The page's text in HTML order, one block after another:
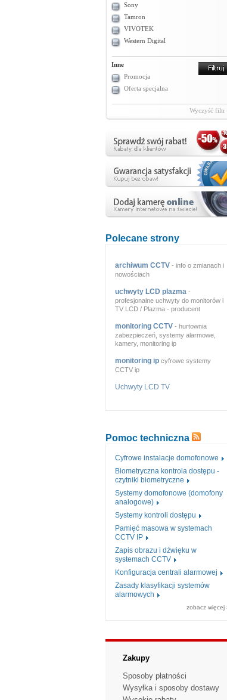
Sony
Tamron
VIVOTEK
Western Digital
Inne
Promocja
Oferta specjalna
Wyczyść filtr
Polecane strony
archiwum CCTV - info o zmianach i
nowościach
uchwyty LCD plazma -
profesjonalne uchwyty do monitorów i
TV LCD / Plazma - producent
monitoring CCTV - hurtownia
zabezpieczeń, systemy alarmowe,
kamery, monitoring ip
monitoring ip cyfrowe systemy
CCTV ip
Uchwyty LCD TV
Pomoc techniczna
Cyfrowe instalacje domofonowe
Biometryczna kontrola dostępu -
czytniki biometryczne
Systemy domofonowe (domofony
analogowe)
Systemy kontroli dostępu
Pamięć masowa w systemach
CCTV IP
Zapis obrazu i dźwięku w
systemach CCTV
Konfiguracja centrali alarmowej
Zasady klasyfikacji systemów
alarmowych
zobacz więcej
Zakupy
Sposoby płatności
Wysyłka i sposoby dostawy